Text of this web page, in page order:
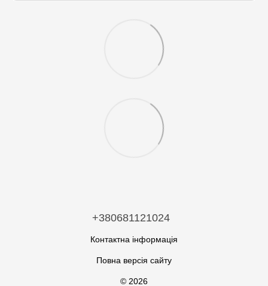
+380681121024
Контактна інформація
Повна версія сайту
© 2026